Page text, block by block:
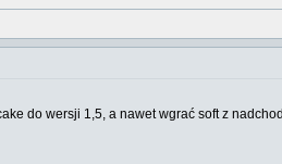
do wersji 1,5, a nawet wgrać soft z